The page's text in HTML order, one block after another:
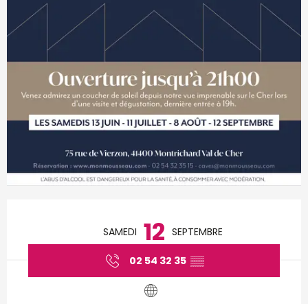
Ouverture et coordonnées
SAMEDI 12 SEPTEMBRE
02 54 32 35 ▒▒